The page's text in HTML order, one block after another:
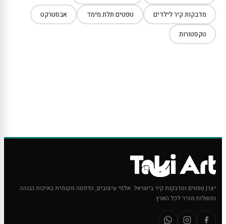
מדבקות קיר לילדים טפטים תלת מימד אבסטרקט
טקסטורות
יצרן טפטים ומדבקות קיר בישראל. אלפי עיצובים, הדפסה מקומית באיכות גבוהה
ומשלוח מהיר לכל הארץ.